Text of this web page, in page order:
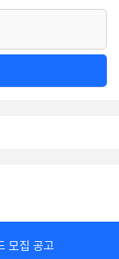
모집 공고